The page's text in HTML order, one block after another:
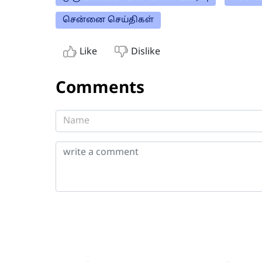
சென்னை செய்திகள்
Like Dislike
Comments